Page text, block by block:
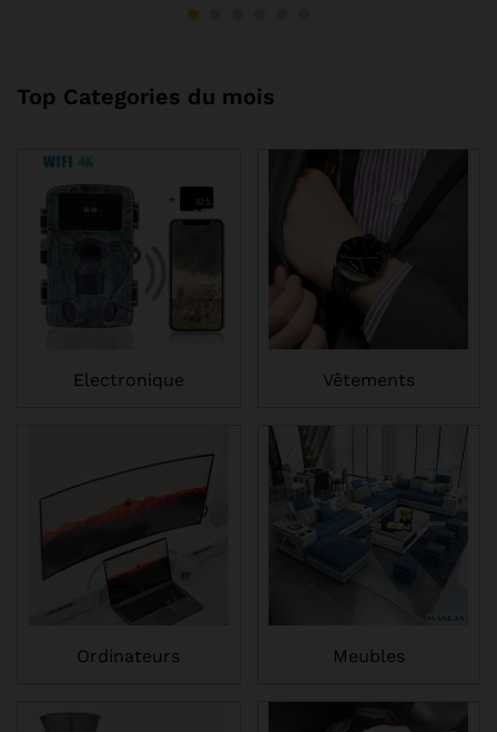
Top Categories du mois
Electronique
Ordinateurs
Vêtements
Meubles